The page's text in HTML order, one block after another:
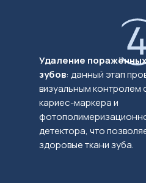
Удаление
зубов: данный этап
визуальным контролем
кариес-маркера и
детектора, что
здоровые ткани зуба.